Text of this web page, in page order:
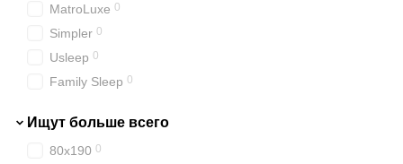
MatroLuxe 0
Simpler 0
Usleep 0
Family Sleep 0
Ищут больше всего
80х190 0